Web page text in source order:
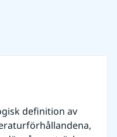
definition av